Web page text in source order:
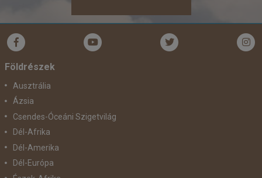
Időpontok és árak
Földrészek
Ausztrália
Ázsia
Csendes-Óceáni Szigetvilág
Dél-Afrika
Dél-Amerika
Dél-Európa